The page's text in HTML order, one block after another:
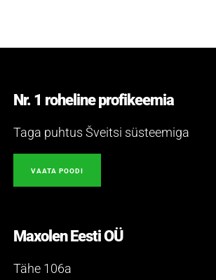
Nr. 1 roheline profikeemia
Taga puhtus Šveitsi süsteemiga
VAATA POODI
Maxolen Eesti OÜ
Tähe 106a